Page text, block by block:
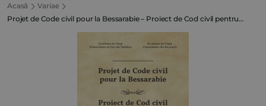
Module
Suport 021 336 01 25
Acasă
Variae
Projet de Code civil pour la Bessarabie – Proiect de Cod civil pentru
Basarabia (1824-1825)